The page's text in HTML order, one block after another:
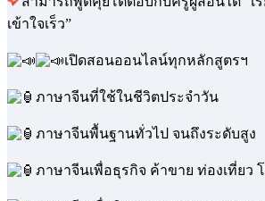
เข้าใจเร็ว”
เปิดสอนออนไลน์ทุกหลักสูตรฯ
ภาษาจีนที่ใช้ในชีวิตประจำวัน
ภาษาจีนพื้นฐานทั่วไป จนถึงระดับสูง
ภาษาจีนเพื่อธุรกิจ ค้าขาย ท่องเที่ยว